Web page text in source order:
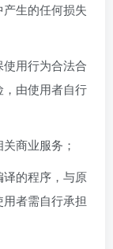
生的任何损失
用行为合法合
由使用者自行
商业服务；
的程序，与原
者需自行承担